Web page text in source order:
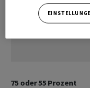
75 oder 55 Prozent